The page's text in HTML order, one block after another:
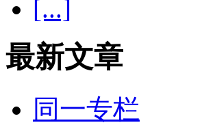
[...]
最新文章
同一专栏